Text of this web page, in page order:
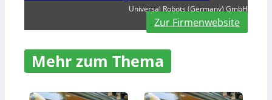
Universal Robots (Germany) GmbH
Zur Firmenwebsite
Mehr zum Thema